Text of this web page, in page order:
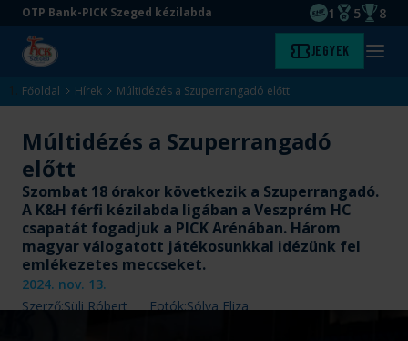
Ugrás
tartalomra
Ugrás
aljára
OTP Bank-PICK Szeged kézilabda
EHF
1
Magyar
5 8
Kezdőlap Jegyek Menü
Főoldal Hírek Múltidézés a Szuperrangadó előtt
Múltidézés a Szuperrangadó
előtt
Szombat 18 órakor következik a Szuperrangadó.
A K&H férfi kézilabda ligában a Veszprém HC
csapatát fogadjuk a PICK Arénában. Három
magyar válogatott játékosunkkal idézünk fel
emlékezetes meccseket.
2024. nov. 13.
Szerző:Süli Róbert Fotók:Sólya Eliza